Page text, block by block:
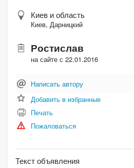
Киев и область
Киев, Дарницкий
Ростислав
на сайте с 22.01.2016
Написать автору
Добавить в избранные
Печать
Пожаловаться
Текст объявления